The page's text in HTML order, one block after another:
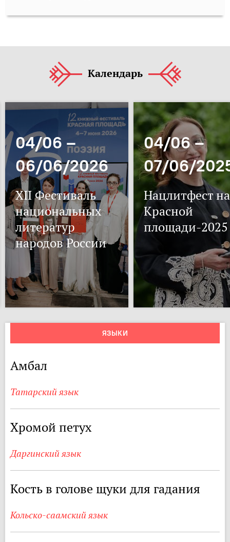
Календарь
04/06 –
06/06/2026
XII Фестиваль
национальных
литератур
народов России
04/06 –
07/06/
Нацлитфест на
Красной
площади-2025
ЯЗЫКИ
Амбал
Татарский язык
Хромой петух
Даргинский язык
Кость в голове щуки для гадания
Кольско-саамский язык